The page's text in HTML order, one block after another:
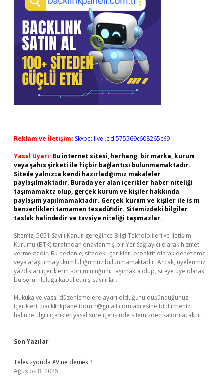
Reklam ve İletişim: Skype: live:.cid.575569c608265c69
Yasal Uyarı: Bu internet sitesi, herhangi bir marka, kurum
veya şahıs şirketi ile hiçbir bağlantısı bulunmamaktadır.
Sitede yalnızca kendi hazırladığımız makaleler
paylaşılmaktadır. Burada yer alan içerikler haber niteliği
taşımamakta olup, gerçek kurum ve kişiler hakkında
paylaşım yapılmamaktadır. Gerçek kurum ve kişiler ile isim
benzerlikleri tamamen tesadüfidir. Sitemizdeki bilgiler
taslak halindedir ve tavsiye niteliği taşımazlar.
Sitemiz, 5651 Sayılı Kanun gereğince Bilgi Teknolojileri ve İletişim
Kurumu (BTK) tarafından onaylanmış bir Yer Sağlayıcı olarak hizmet
vermektedir. Bu nedenle, sitedeki içerikleri proaktif olarak denetleme
veya araştırma yükümlülüğümüz bulunmamaktadır. Ancak, üyelerimiz
yazdıkları içeriklerin sorumluluğunu taşımakta olup, siteye üye olarak
bu sorumluluğu kabul etmiş sayılırlar.
Hukuka ve yasal düzenlemelere aykırı olduğunu düşündüğünüz
içerikleri, backlinkpanelicomtr@gmail.com adresine bildirmeniz
halinde, ilgili içerikler yasal süre içerisinde sitemizden kaldırılacaktır.
Son Yazılar
Televizyonda AV ne demek ?
Ağustos 8, 2026